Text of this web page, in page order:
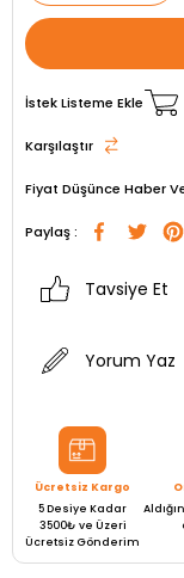
İstek Listeme Ekle
Karşılaştır
Fiyat Düşünce Haber
Paylaş :
Tavsiye Et
Yorum Yaz
Ücretsiz Kargo
5 Desiye Kadar
3500₺ ve Üzeri
Ücretsiz Gönderim